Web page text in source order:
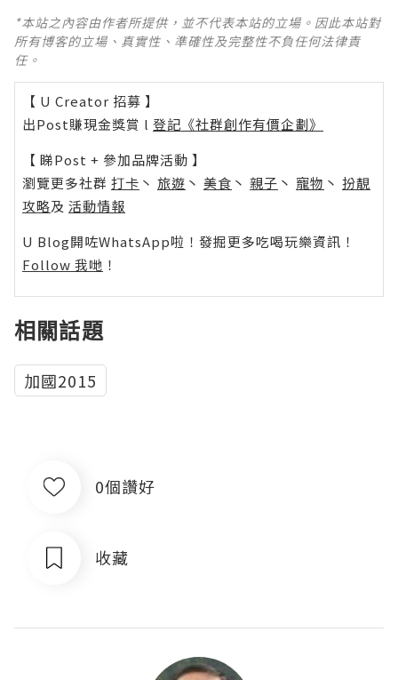
*本站之內容由作者所提供，並不代表本站的立場。因此本站對
所有博客的立場、真實性、準確性及完整性不負任何法律責
任。
【 U Creator 招募 】
出Post賺現金獎賞 l 登記《社群創作有價企劃》
【 睇Post + 參加品牌活動 】
瀏覽更多社群 打卡 丶 旅遊 丶 美食 丶 親子 丶 寵物 丶 扮靚
攻略及 活動情報
U Blog開咗WhatsApp啦！發掘更多吃喝玩樂資訊！
Follow 我哋 ！
相關話題
加國2015
0個讚好
收藏